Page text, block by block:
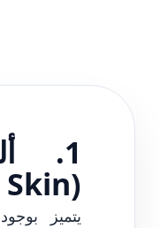
1.
(Double Skin):
يتميز